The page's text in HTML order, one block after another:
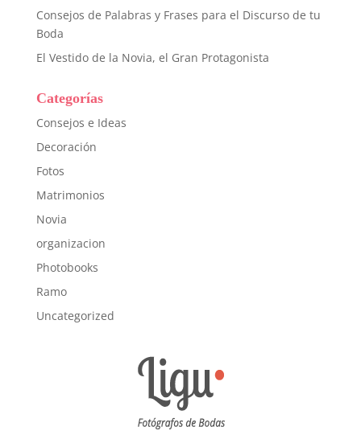
Consejos de Palabras y Frases para el Discurso de tu
Boda
El Vestido de la Novia, el Gran Protagonista
Categorías
Consejos e Ideas
Decoración
Fotos
Matrimonios
Novia
organizacion
Photobooks
Ramo
Uncategorized